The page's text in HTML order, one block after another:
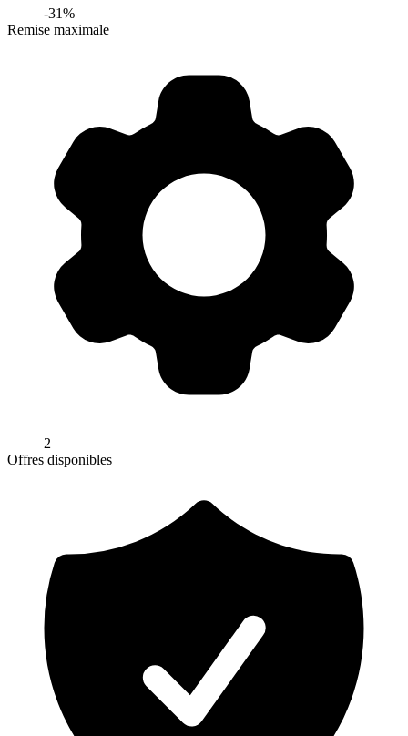
-31%
Remise maximale
2
Offres disponibles